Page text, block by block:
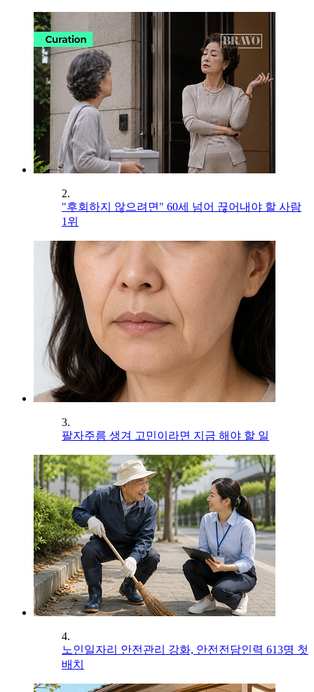
2.
"후회하지 않으려면" 60세 넘어 끊어내야 할 사람
1위
3.
팔자주름 생겨 고민이라면 지금 해야 할 일
4.
노인일자리 안전관리 강화, 안전전담인력 613명 첫
배치